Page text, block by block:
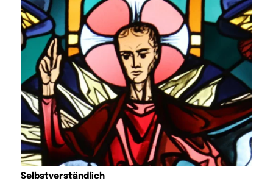
Selbstverständlich